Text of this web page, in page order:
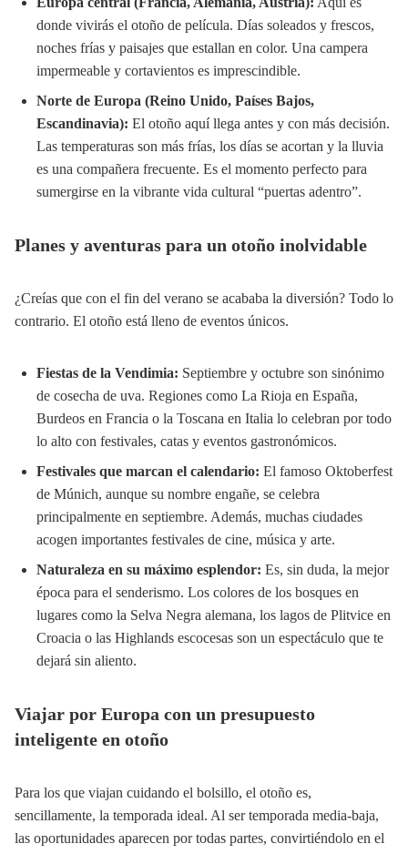
donde vivirás el otoño de película. Días soleados y frescos,
noches frías y paisajes que estallan en color. Una campera
impermeable y cortavientos es imprescindible.
Norte de Europa (Reino Unido, Países Bajos,
Escandinavia): El otoño aquí llega antes y con más decisión.
Las temperaturas son más frías, los días se acortan y la lluvia
es una compañera frecuente. Es el momento perfecto para
sumergirse en la vibrante vida cultural “puertas adentro”.
Planes y aventuras para un otoño inolvidable
¿Creías que con el fin del verano se acababa la diversión? Todo lo
contrario. El otoño está lleno de eventos únicos.
Fiestas de la Vendimia: Septiembre y octubre son sinónimo
de cosecha de uva. Regiones como La Rioja en España,
Burdeos en Francia o la Toscana en Italia lo celebran por todo
lo alto con festivales, catas y eventos gastronómicos.
Festivales que marcan el calendario: El famoso Oktoberfest
de Múnich, aunque su nombre engañe, se celebra
principalmente en septiembre. Además, muchas ciudades
acogen importantes festivales de cine, música y arte.
Naturaleza en su máximo esplendor: Es, sin duda, la mejor
época para el senderismo. Los colores de los bosques en
lugares como la Selva Negra alemana, los lagos de Plitvice en
Croacia o las Highlands escocesas son un espectáculo que te
dejará sin aliento.
Viajar por Europa con un presupuesto
inteligente en otoño
Para los que viajan cuidando el bolsillo, el otoño es,
sencillamente, la temporada ideal. Al ser temporada media-baja,
las oportunidades aparecen por todas partes, convirtiéndolo en el